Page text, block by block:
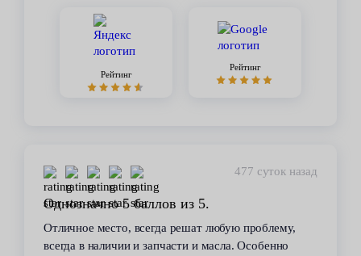
Рейтинг
Рейтинг
477 суток назад
Однозначно 5 баллов из 5.
Отличное место, всегда решат любую проблему,
всегда в наличии и запчасти и масла. Особенно